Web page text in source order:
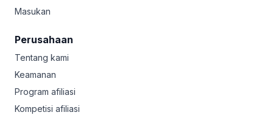
Masukan
Perusahaan
Tentang kami
Keamanan
Program afiliasi
Kompetisi afiliasi